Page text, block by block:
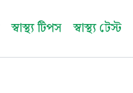
স্বাস্থ্য টিপস স্বাস্থ্য টেস্ট